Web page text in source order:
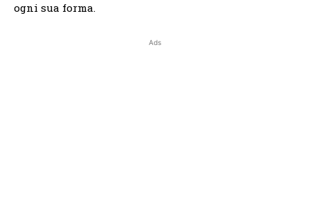
ogni sua forma.
Ads